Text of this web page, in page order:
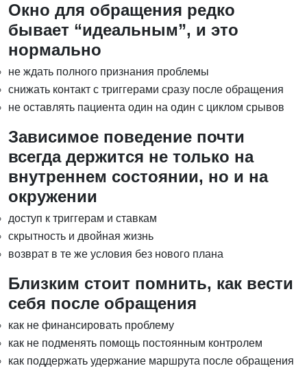
Окно для обращения редко
бывает “идеальным”, и это
нормально
не ждать полного признания проблемы
снижать контакт с триггерами сразу после обращения
не оставлять пациента один на один с циклом срывов
Зависимое поведение почти
всегда держится не только на
внутреннем состоянии, но и на
окружении
доступ к триггерам и ставкам
скрытность и двойная жизнь
возврат в те же условия без нового плана
Близким стоит помнить, как вести
себя после обращения
как не финансировать проблему
как не подменять помощь постоянным контролем
как поддержать удержание маршрута после обращения